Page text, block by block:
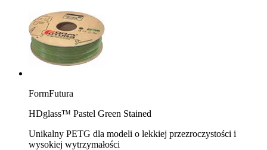
FormFutura
HDglass™ Pastel Green Stained
Unikalny PETG dla modeli o lekkiej przezroczystości i
wysokiej wytrzymałości